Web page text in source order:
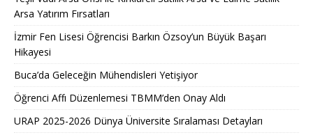
Arsa Yatırım Fırsatları
İzmir Fen Lisesi Öğrencisi Barkın Özsoy’un Büyük Başarı
Hikayesi
Buca’da Geleceğin Mühendisleri Yetişiyor
Öğrenci Affı Düzenlemesi TBMM’den Onay Aldı
URAP 2025-2026 Dünya Üniversite Sıralaması Detayları